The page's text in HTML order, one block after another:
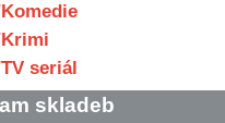
seriál
skladeb